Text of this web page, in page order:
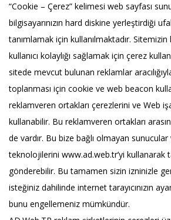
“Cookie – Çerez” kelimesi web sayfası
bilgisayarınızın hard diskine yerleştirdiği
tanımlamak için kullanılmaktadır.
kullanıcı kolaylığı sağlamak için çerez
sitede mevcut bulunan reklamlar
toplanması için cookie ve web beacon
reklamveren ortakları çerezlerini ve Web
kullanabilir. Bu reklamveren ortakları
de vardır. Bu bize bağlı olmayan
teknolojilerini www.ad.web.tr’yi kullanarak
gönderebilir. Bu tamamen sizin izninizle
isteğiniz dahilinde internet tarayıcınızın
bunu engellemeniz mümkündür.